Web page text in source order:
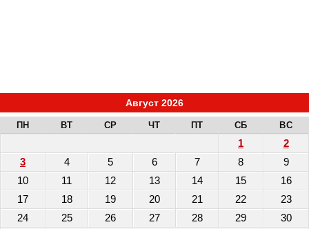
Август 2026
ПН ВТ СР ЧТ ПТ СБ ВС
1
2
3
4 5 6 7 8
9
10
11 12 13 14 15
16
17
18 19 20 21 22
23
24
25 26 27 28 29
30